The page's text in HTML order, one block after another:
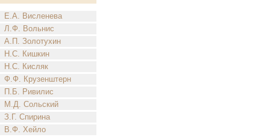
Е.А. Висленева
Л.Ф. Вольнис
А.П. Золотухин
Н.С. Кишкин
Н.С. Кисляк
Ф.Ф. Крузенштерн
П.Б. Ривилис
М.Д. Сольский
З.Г. Спирина
В.Ф. Хейло